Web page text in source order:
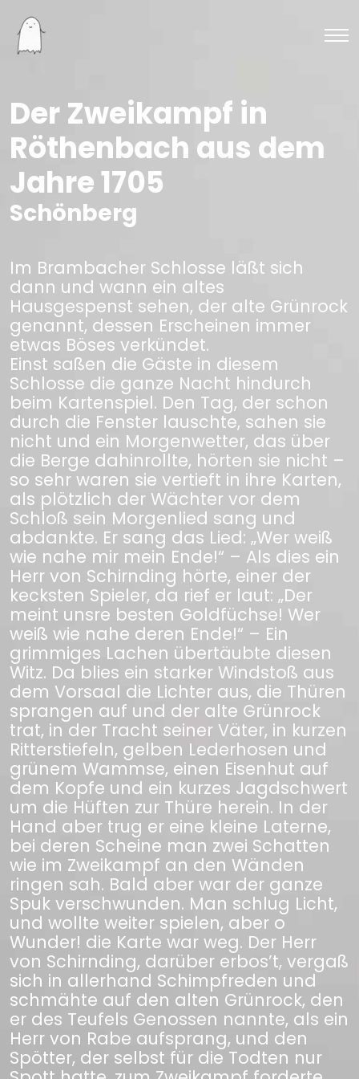
Der Zweikampf in
Röthenbach aus dem
Jahre 1705
Schönberg
Im Brambacher Schlosse läßt sich
dann und wann ein altes
Hausgespenst sehen, der alte Grünrock
genannt, dessen Erscheinen immer
etwas Böses verkündet.
Einst saßen die Gäste in diesem
Schlosse die ganze Nacht hindurch
beim Kartenspiel. Den Tag, der schon
durch die Fenster lauschte, sahen sie
nicht und ein Morgenwetter, das über
die Berge dahinrollte, hörten sie nicht –
so sehr waren sie vertieft in ihre Karten,
als plötzlich der Wächter vor dem
Schloß sein Morgenlied sang und
abdankte. Er sang das Lied: „Wer weiß
wie nahe mir mein Ende!“ – Als dies ein
Herr von Schirnding hörte, einer der
kecksten Spieler, da rief er laut: „Der
meint unsre besten Goldfüchse! Wer
weiß wie nahe deren Ende!“ – Ein
grimmiges Lachen übertäubte diesen
Witz. Da blies ein starker Windstoß aus
dem Vorsaal die Lichter aus, die Thüren
sprangen auf und der alte Grünrock
trat, in der Tracht seiner Väter, in kurzen
Ritterstiefeln, gelben Lederhosen und
grünem Wammse, einen Eisenhut auf
dem Kopfe und ein kurzes Jagdschwert
um die Hüften zur Thüre herein. In der
Hand aber trug er eine kleine Laterne,
bei deren Scheine man zwei Schatten
wie im Zweikampf an den Wänden
ringen sah. Bald aber war der ganze
Spuk verschwunden. Man schlug Licht,
und wollte weiter spielen, aber o
Wunder! die Karte war weg. Der Herr
von Schirnding, darüber erbos’t, vergaß
sich in allerhand Schimpfreden und
schmähte auf den alten Grünrock, den
er des Teufels Genossen nannte, als ein
Herr von Rabe aufsprang, und den
Spötter, der selbst für die Todten nur